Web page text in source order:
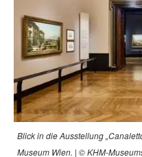
Blick in die Ausstellung
Museum Wien. | © KHM-